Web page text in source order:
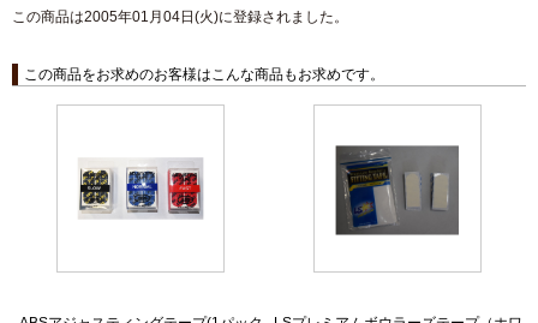
この商品は2005年01月04日(火)に登録されました。
この商品をお求めのお客様はこんな商品もお求めです。